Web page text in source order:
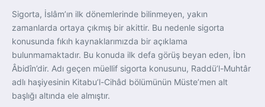
Sigorta, İslâm’ın ilk dönemlerinde bilinmeyen, yakın
zamanlarda ortaya çıkmış bir akittir. Bu nedenle sigorta
konusunda fıkıh kaynaklarımızda bir açıklama
bulunmamaktadır. Bu konuda ilk defa görüş beyan eden, İbn
Âbidîn’dir. Adı geçen müellif sigorta konusunu, Raddü’l-Muhtâr
adlı haşiyesinin Kitabu’l-Cihâd bölümünün Müste’men alt
başlığı altında ele almıştır.